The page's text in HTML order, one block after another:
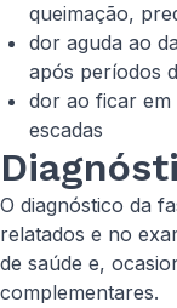
queimação,
dor aguda ao
após períodos
dor ao ficar
escadas
O diagnóstico da
relatados e no
de saúde e,
complementares.